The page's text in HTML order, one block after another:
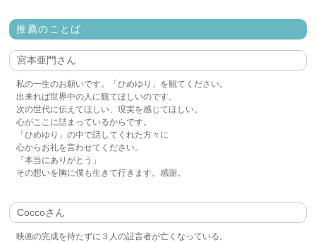
推薦のことば
宮本亜門さん
私の一生のお願いです。「ひめゆり」を観てください。
出来れば世界中の人に観てほしいのです。
次の世代に伝えてほしい、現実を感じてほしい。
心がここに詰まっているからです。
「ひめゆり」の中で話してくれた方々に
心からお礼を言わせてください。
「本当にありがとう」
その想いを胸に僕も生きて行きます。感謝。
Coccoさん
映画の完成を待たずに３人の証言者が亡くなっている。